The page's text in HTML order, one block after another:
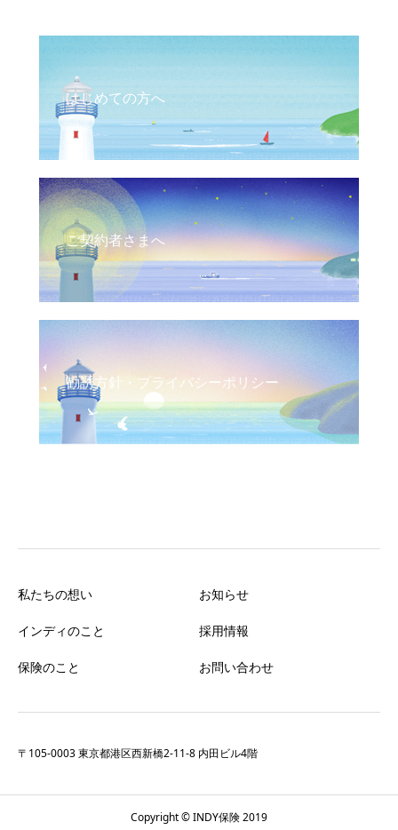
はじめての方へ
ご契約者さまへ
勧誘方針・プライバシーポリシー
私たちの想い
インディのこと
保険のこと
お知らせ
採用情報
お問い合わせ
〒105-0003 東京都港区西新橋2-11-8 内田ビル4階
Copyright © INDY保険 2019